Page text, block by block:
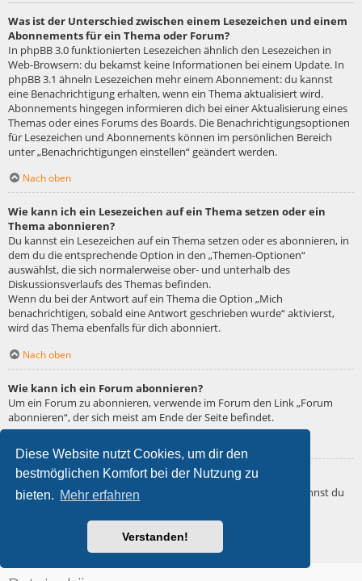
Diese Website nutzt Cookies, um dir den
bestmöglichen Komfort bei der Nutzung zu
bieten. Mehr erfahren
Verstanden!
Was ist der Unterschied zwischen einem Lesezeichen und einem
Abonnements für ein Thema oder Forum?
In phpBB 3.0 funktionierten Lesezeichen ähnlich den Lesezeichen in
Web-Browsern: du bekamst keine Informationen bei einem Update. In
phpBB 3.1 ähneln Lesezeichen mehr einem Abonnement: du kannst
eine Benachrichtigung erhalten, wenn ein Thema aktualisiert wird.
Abonnements hingegen informieren dich bei einer Aktualisierung eines
Themas oder eines Forums des Boards. Die Benachrichtigungsoptionen
für Lesezeichen und Abonnements können im persönlichen Bereich
unter „Benachrichtigungen einstellen“ geändert werden.
Nach oben
Wie kann ich ein Lesezeichen auf ein Thema setzen oder ein
Thema abonnieren?
Du kannst ein Lesezeichen auf ein Thema setzen oder es abonnieren, in
dem du die entsprechende Option in den „Themen-Optionen“
auswählst, die sich normalerweise ober- und unterhalb des
Diskussionsverlaufs des Themas befinden.
Wenn du bei der Antwort auf ein Thema die Option „Mich
benachrichtigen, sobald eine Antwort geschrieben wurde“ aktivierst,
wird das Thema ebenfalls für dich abonniert.
Nach oben
Wie kann ich ein Forum abonnieren?
Um ein Forum zu abonnieren, verwende im Forum den Link „Forum
abonnieren“, der sich meist am Ende der Seite befindet.
Wie deaktiviere ich meine Abonnements?
Wenn du mehrere Abonnements deaktivieren möchtest, so kannst du
verwalten“ machen.